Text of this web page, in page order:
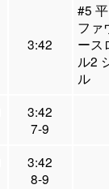
3:42
#5
ファ
ース
ル2
ル
3:42
7-9
3:42
8-9